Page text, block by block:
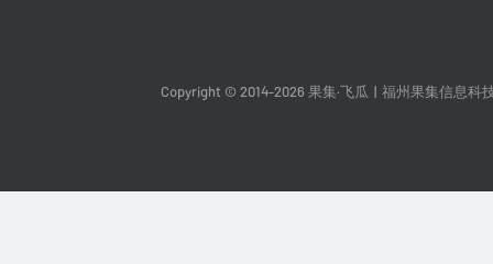
Copyright © 2014-2026 果集·飞瓜 福州果集信息科